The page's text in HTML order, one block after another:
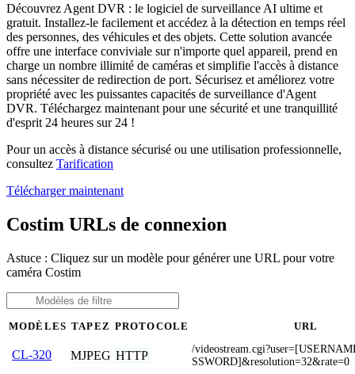
Découvrez Agent DVR : le logiciel de surveillance AI ultime et
gratuit. Installez-le facilement et accédez à la détection en temps réel
des personnes, des véhicules et des objets. Cette solution avancée
offre une interface conviviale sur n'importe quel appareil, prend en
charge un nombre illimité de caméras et simplifie l'accès à distance
sans nécessiter de redirection de port. Sécurisez et améliorez votre
propriété avec les puissantes capacités de surveillance d'Agent
DVR. Téléchargez maintenant pour une sécurité et une tranquillité
d'esprit 24 heures sur 24 !
Pour un accès à distance sécurisé ou une utilisation professionnelle,
consultez Tarification
Télécharger maintenant
Costim URLs de connexion
Astuce : Cliquez sur un modèle pour générer une URL pour votre
caméra Costim
MODÈLES TAPEZ PROTOCOLE URL
CL-320 MJPEG HTTP
/
SSWORD]&resolution=32&rate=0